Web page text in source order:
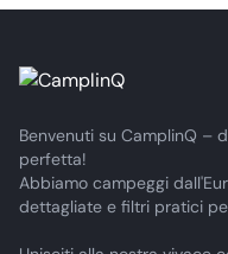
Benvenuti su CamplinQ –
perfetta!
Abbiamo campeggi
dettagliate e filtri pratici